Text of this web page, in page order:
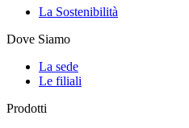
La Sostenibilità
Dove Siamo
La sede
Le filiali
Prodotti